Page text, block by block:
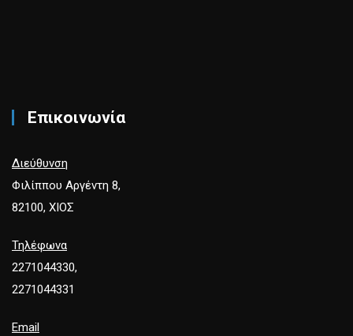
Επικοινωνία
Διεύθυνση
Φιλίππου Αργέντη 8,
82100, ΧΙΟΣ
Τηλέφωνα
2271044330,
2271044331
Email